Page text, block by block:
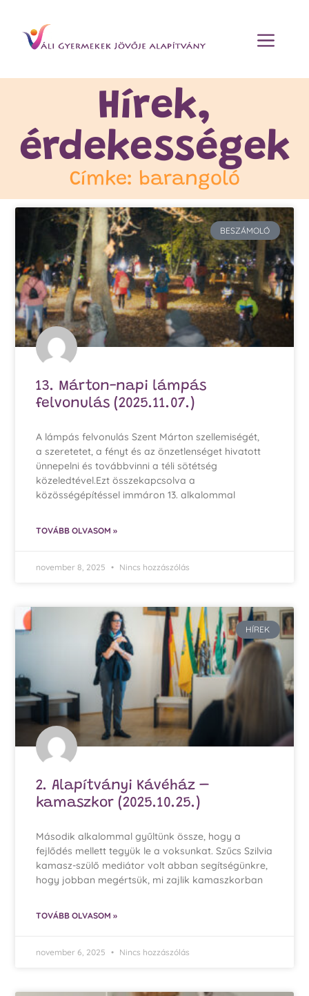
Hírek,
érdekességek
Címke: barangoló
BESZÁMOLÓ
13. Márton-napi lámpás
felvonulás (2025.11.07.)
A lámpás felvonulás Szent Márton szellemiségét,
a szeretetet, a fényt és az önzetlenséget hivatott
ünnepelni és továbbvinni a téli sötétség
közeledtével.Ezt összekapcsolva a
közösségépítéssel immáron 13. alkalommal
TOVÁBB OLVASOM »
november 8, 2025 Nincs hozzászólás
HÍREK
2. Alapítványi Kávéház –
kamaszkor (2025.10.25.)
Második alkalommal gyűltünk össze, hogy a
fejlődés mellett tegyük le a voksunkat. Szűcs Szilvia
kamasz-szülő mediátor volt abban segítségünkre,
hogy jobban megértsük, mi zajlik kamaszkorban
TOVÁBB OLVASOM »
november 6, 2025 Nincs hozzászólás